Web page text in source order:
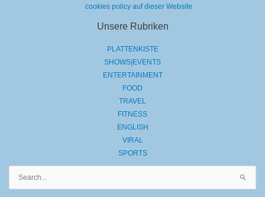
cookies policy auf dieser Website
Unsere Rubriken
PLATTENKISTE
SHOWS|EVENTS
ENTERTAINMENT
FOOD
TRAVEL
FITNESS
ENGLISH
VIRAL
SPORTS